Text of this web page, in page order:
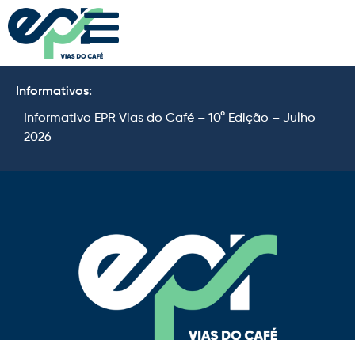
Informativos:
Informativo EPR Vias do Café – 10° Edição – Julho
2026